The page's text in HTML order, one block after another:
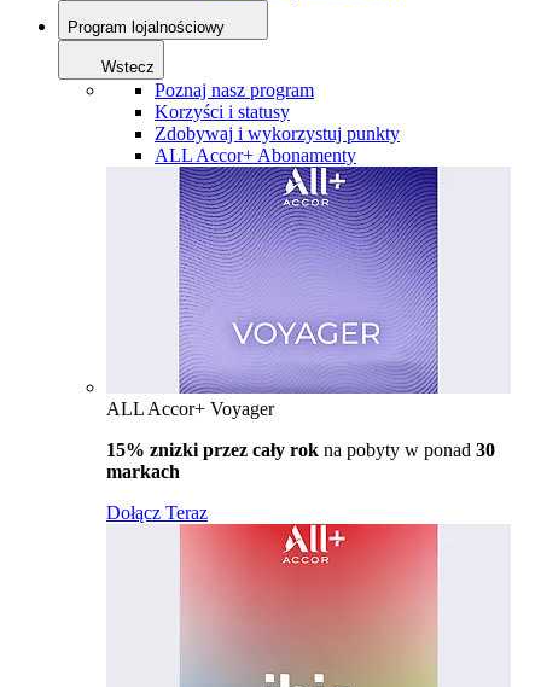
Program lojalnościowy
Wstecz
Poznaj nasz program
Korzyści i statusy
Zdobywaj i wykorzystuj punkty
ALL Accor+ Abonamenty
ALL Accor+ Voyager
15% znizki przez cały rok na pobyty w ponad 30
markach
Dołącz Teraz